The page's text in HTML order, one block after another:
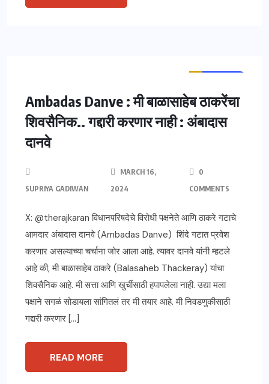
Ambadas Danve : मी बाळासाहेब ठाकरेंचा
शिवसैनिक.. गद्दारी करणार नाही : अंबादास
दानवे
SUPRIYA GADIWAN
MARCH 16,
2024
0
COMMENTS
X: @therajkaran विधानपरिषदेचे विरोधी पक्षनेते आणि ठाकरे गटाचे
आमदार अंबादास दानवे (Ambadas Danve) शिंदे गटात प्रवेश
करणार असल्याच्या चर्चाना जोर आला आहे. त्यावर दानवे यांनी म्हटले
आहे की, मी बाळासाहेब ठाकरे (Balasaheb Thackeray) यांचा
शिवसैनिक आहे. मी सत्ता आणि खुर्चीसाठी हपापलेला नाही. उद्या मला
पक्षाने सगळं सोडायला सांगितलं तर मी तयार आहे. मी निवडणुकीसाठी
गद्दारी करणार […]
READ MORE